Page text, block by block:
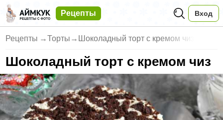
Рецепты Вход
Рецепты →Торты → Шоколадный торт с кремом чиз
Шоколадный торт с кремом чиз